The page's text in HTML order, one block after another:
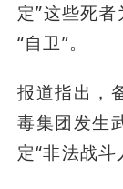
定”这些死
“自卫”。
报道指出，
毒集团发生
定“非法战斗